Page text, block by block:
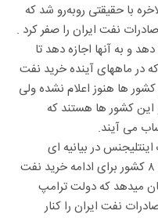
با حقیقتی رو‌به‌رو شد که
نفت ایران را صفر کرد .
کشور معافیت دهد و به آنها اجازه دهد تا
در ماههای آینده خرید نفت
ها هنوز اعلام نشده ولی
این کشور ها هستند که
می آیند.
اینتلیجنس در بیانیه ای
گفت:« اعطای معافیت توسط آمریکا به ۸ کشور برای ادامه خرید نفت
میدهد که دولت ترامپ
نفت ایران را کنار